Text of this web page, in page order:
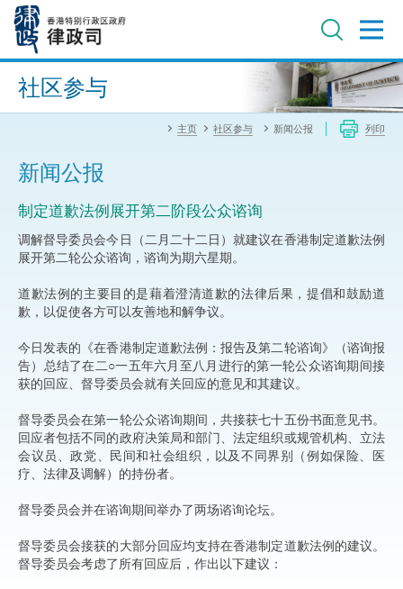
内
进阶搜寻
社区参与
主页 社区参与 新闻公报 列印
新闻公报
制定道歉法例展开第二阶段公众谘询
调解督导委员会今日（二月二十二日）就建议在香港制定道歉法例
展开第二轮公众谘询，谘询为期六星期。
道歉法例的主要目的是藉着澄清道歉的法律后果，提倡和鼓励道
歉，以促使各方可以友善地和解争议。
今日发表的《在香港制定道歉法例：报告及第二轮谘询》（谘询报
告）总结了在二○一五年六月至八月进行的第一轮公众谘询期间接
获的回应、督导委员会就有关回应的意见和其建议。
督导委员会在第一轮公众谘询期间，共接获七十五份书面意见书。
回应者包括不同的政府决策局和部门、法定组织或规管机构、立法
会议员、政党、民间和社会组织，以及不同界别（例如保险、医
疗、法律及调解）的持份者。
督导委员会并在谘询期间举办了两场谘询论坛。
督导委员会接获的大部分回应均支持在香港制定道歉法例的建议。
督导委员会考虑了所有回应后，作出以下建议：